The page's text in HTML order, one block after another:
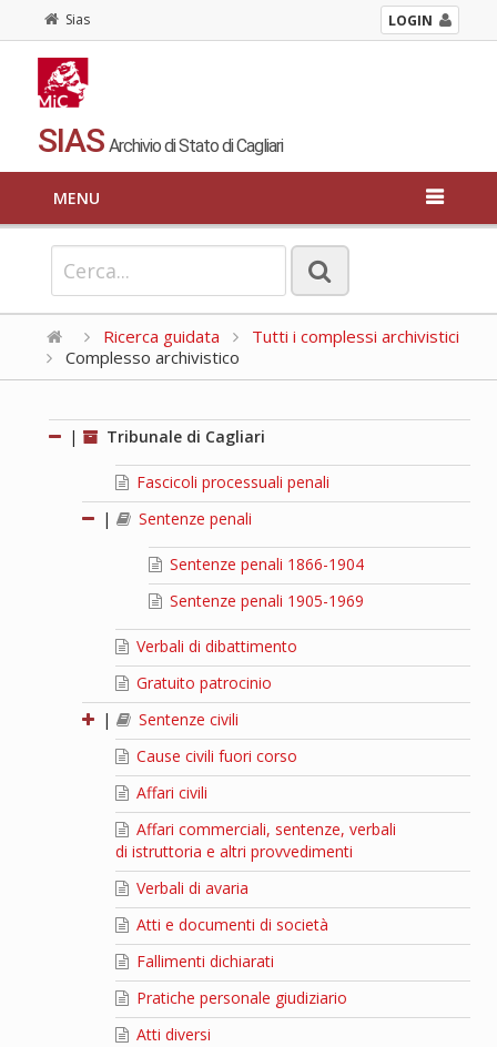
Sias LOGIN
SIAS Archivio di Stato di Cagliari
MENU
Ricerca guidata
Tutti i complessi archivistici
Complesso archivistico
| Tribunale di Cagliari
Fascicoli processuali penali
|
Sentenze penali
Sentenze penali 1866-1904
Sentenze penali 1905-1969
Verbali di dibattimento
Gratuito patrocinio
|
Sentenze civili
Cause civili fuori corso
Affari civili
Affari commerciali, sentenze, verbali
di istruttoria e altri provvedimenti
Verbali di avaria
Atti e documenti di società
Fallimenti dichiarati
Pratiche personale giudiziario
Atti diversi